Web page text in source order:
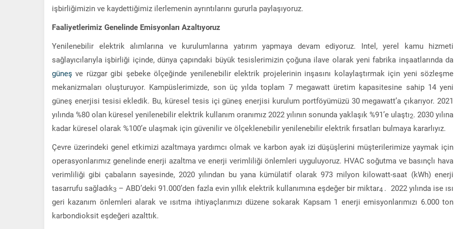
işbirliğimizin ve kaydettiğimiz ilerlemenin ayrıntılarını gururla paylaşıyoruz.
Faaliyetlerimiz Genelinde Emisyonları Azaltıyoruz
Yenilenebilir elektrik alımlarına ve kurulumlarına yatırım yapmaya devam ediyoruz. Intel, yerel kamu hizmeti
sağlayıcılarıyla işbirliği içinde, dünya çapındaki büyük tesislerimizin çoğuna ilave olarak yeni fabrika inşaatlarında da
güneş ve rüzgar gibi şebeke ölçeğinde yenilenebilir elektrik projelerinin inşasını kolaylaştırmak için yeni sözleşme
mekanizmaları oluşturuyor. Kampüslerimizde, son üç yılda toplam 7 megawatt üretim kapasitesine sahip 14 yeni
güneş enerjisi tesisi ekledik. Bu, küresel tesis içi güneş enerjisi kurulum portföyümüzü 30 megawatt’a çıkarıyor. 2021
yılında %80 olan küresel yenilenebilir elektrik kullanım oranımız 2022 yılının sonunda yaklaşık %91’e ulaştı2. 2030 yılına
kadar küresel olarak %100’e ulaşmak için güvenilir ve ölçeklenebilir yenilenebilir elektrik fırsatları bulmaya kararlıyız.
Çevre üzerindeki genel etkimizi azaltmaya yardımcı olmak ve karbon ayak izi düşüşlerini müşterilerimize yaymak için
operasyonlarımız genelinde enerji azaltma ve enerji verimliliği önlemleri uyguluyoruz. HVAC soğutma ve basınçlı hava
verimliliği gibi çabaların sayesinde, 2020 yılından bu yana kümülatif olarak 973 milyon kilowatt-saat (kWh) enerji
tasarrufu sağladık3 – ABD’deki 91.000’den fazla evin yıllık elektrik kullanımına eşdeğer bir miktar4 . 2022 yılında ise ısı
geri kazanım önlemleri alarak ve ısıtma ihtiyaçlarımızı düzene sokarak Kapsam 1 enerji emisyonlarımızı 6.000 ton
karbondioksit eşdeğeri azalttık.